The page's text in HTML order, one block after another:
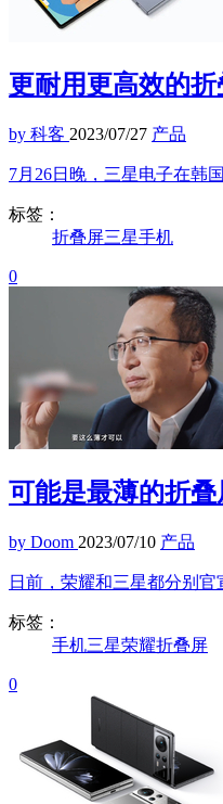
更耐用更高效的
by 科客 2023/07/27 产品
​7月26日晚，三星电子在韩
标签：
折叠屏三星手机
0
可能是最薄的折
by Doom 2023/07/10 产品
日前，荣耀和三星都分别官
标签：
手机三星荣耀折叠屏
0